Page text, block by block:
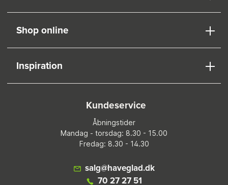
Shop online
Inspiration
Kundeservice
Åbningstider
Mandag - torsdag: 8.30 - 15.00
Fredag: 8.30 - 14.30
salg@haveglad.dk
70 27 27 51